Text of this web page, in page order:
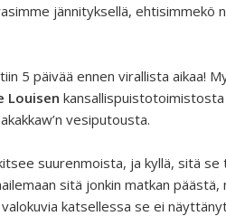
jännityksellä, ehtisimmekö
5 päivää ennen virallista aikaa!
Louisen
vesiputousta.
suurenmoista, ja kyllä, sitä se
sitä jonkin matkan
katsellessa se ei